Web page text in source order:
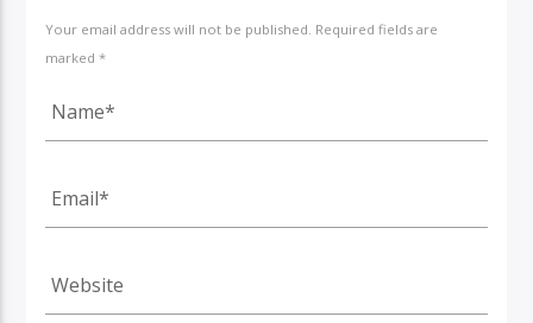
Your email address will not be published. Required fields are
marked *